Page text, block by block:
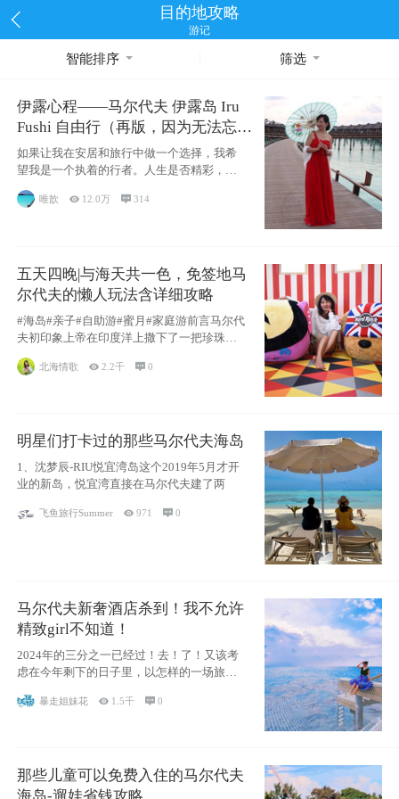
目的地攻略
游记
智能排序 筛选
伊露心程——马尔代夫 伊露岛 Iru
Fushi 自由行（再版，因为无法忘却
的留恋）
如果让我在安居和旅行中做一个选择，我希
望我是一个执着的行者。人生是否精彩，都
源于自己
唯歆  12.0万  314
五天四晚|与海天共一色，免签地马
尔代夫的懒人玩法含详细攻略
#海岛#亲子#自助游#蜜月#家庭游前言马尔代
夫初印象上帝在印度洋上撒下了一把珍珠，
北海情歌 2.2千 0
明星们打卡过的那些马尔代夫海岛
1、沈梦辰-RIU悦宜湾岛这个2019年5月才开
业的新岛，悦宜湾直接在马尔代夫建了两
飞鱼旅行Summer 971 0
马尔代夫新奢酒店杀到！我不允许
精致girl不知道！
2024年的三分之一已经过！去！了！又该考
虑在今年剩下的日子里，以怎样的一场旅行
暴走姐妹花  1.5千 0
那些儿童可以免费入住的马尔代夫